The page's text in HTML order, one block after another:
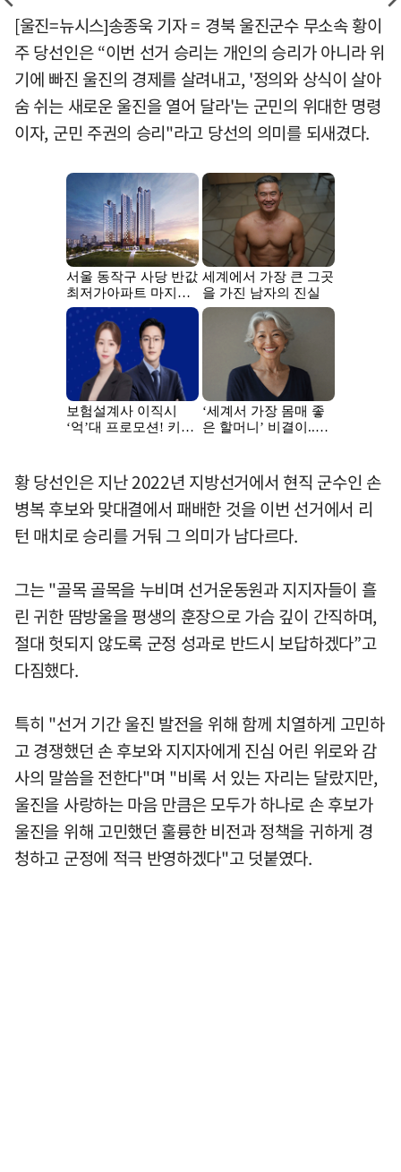
[울진=뉴시스]송종욱 기자 = 경북 울진군수 무소속 황이
주 당선인은 “이번 선거 승리는 개인의 승리가 아니라 위
기에 빠진 울진의 경제를 살려내고, '정의와 상식이 살아
숨 쉬는 새로운 울진을 열어 달라'는 군민의 위대한 명령
이자, 군민 주권의 승리"라고 당선의 의미를 되새겼다.
황 당선인은 지난 2022년 지방선거에서 현직 군수인 손
병복 후보와 맞대결에서 패배한 것을 이번 선거에서 리
턴 매치로 승리를 거둬 그 의미가 남다르다.
그는 "골목 골목을 누비며 선거운동원과 지지자들이 흘
린 귀한 땀방울을 평생의 훈장으로 가슴 깊이 간직하며,
절대 헛되지 않도록 군정 성과로 반드시 보답하겠다”고
다짐했다.
특히 "선거 기간 울진 발전을 위해 함께 치열하게 고민하
고 경쟁했던 손 후보와 지지자에게 진심 어린 위로와 감
사의 말씀을 전한다"며 "비록 서 있는 자리는 달랐지만,
울진을 사랑하는 마음 만큼은 모두가 하나로 손 후보가
울진을 위해 고민했던 훌륭한 비전과 정책을 귀하게 경
청하고 군정에 적극 반영하겠다"고 덧붙였다.